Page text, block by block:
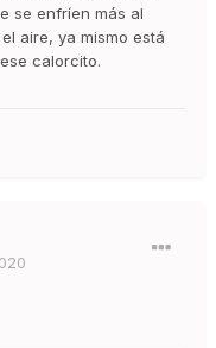
se enfríen más al
aire, ya mismo está
calorcito.